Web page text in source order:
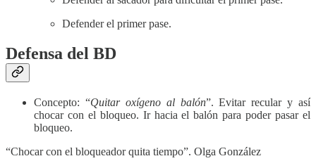
Defender el primer pase.
Defensa del BD
Concepto: “Quitar oxígeno al balón”. Evitar recular y así
chocar con el bloqueo. Ir hacia el balón para poder pasar el
bloqueo.
“Chocar con el bloqueador quita tiempo”. Olga González